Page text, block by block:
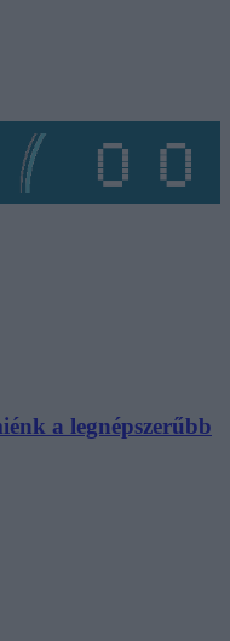
a legnépszerűbb